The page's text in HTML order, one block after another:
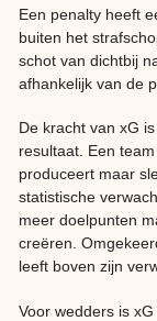
Een penalty heeft
buiten het
schot van dichtbij
afhankelijk van de
De kracht van xG
resultaat. Een
produceert maar
statistische
meer doelpunten
creëren.
leeft boven zijn
Voor wedders is